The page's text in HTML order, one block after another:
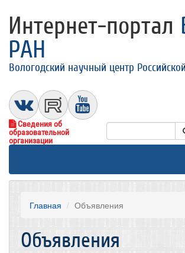
Интернет-портал
РАН
Вологодский научный центр
Сведения об
образовательной
организации
Главная Объявления
Объявления